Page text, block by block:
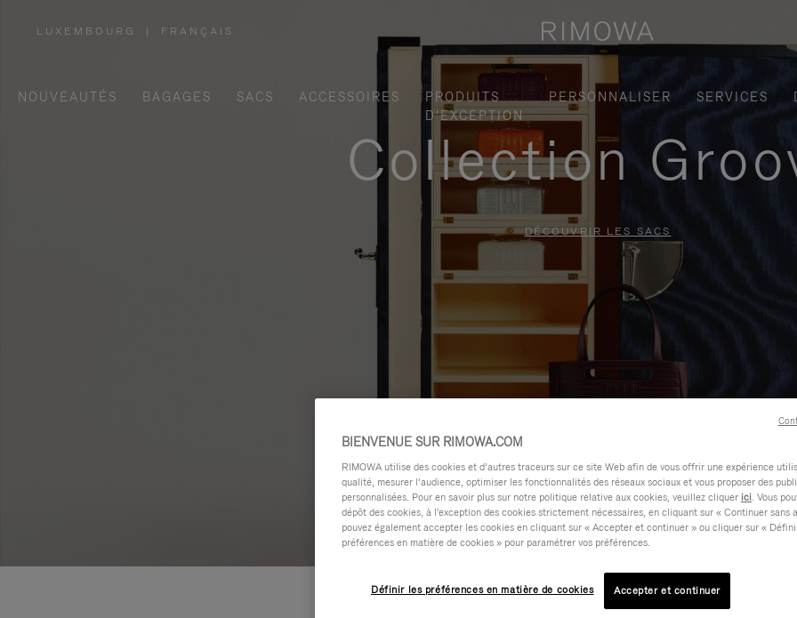
LUXEMBOURG
,
| FRANÇAIS
NOUVEAUTÉS BAGAGES SACS ACCESSOIRES
PRODUITS
D'EXCEPTION
PERSONNALISER SERVICES
Collection
DÉCOUVRIR LES SACS
BIENVENUE SUR RIMOWA.COM
RIMOWA utilise des cookies et d’autres traceurs sur ce site Web afin de vous offrir une expérience
qualité, mesurer l’audience, optimiser les fonctionnalités des réseaux sociaux et vous proposer des
personnalisées. Pour en savoir plus sur notre politique relative aux cookies, veuillez cliquer ici. Vous
dépôt des cookies, à l'exception des cookies strictement nécessaires, en cliquant sur « Continuer sans
pouvez également accepter les cookies en cliquant sur « Accepter et continuer » ou cliquer sur «
préférences en matière de cookies » pour paramétrer vos préférences.
Définir les préférences en matière de cookies Accepter et continuer